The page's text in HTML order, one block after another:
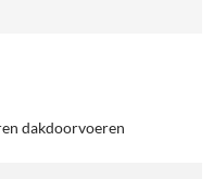
dakdoorvoeren